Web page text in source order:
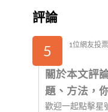
評論
5 1位網友投
關於本文評
題、方法，
歡迎一起點擊星